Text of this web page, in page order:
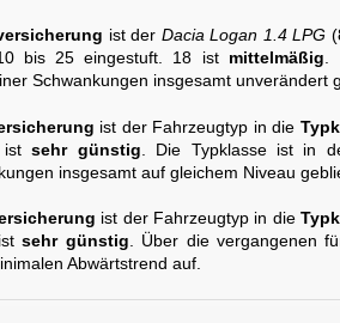
ist der Dacia Logan 1.4 LPG
bis 25 eingestuft. 18 ist mittelmäßig
Schwankungen insgesamt unverändert
ist der Fahrzeugtyp in die
istsehr günstig . Die Typklasse ist in
insgesamt auf gleichem Niveau
ist der Fahrzeugtyp in die
istsehr günstig. Über die vergangenen
Abwärtstrend auf.